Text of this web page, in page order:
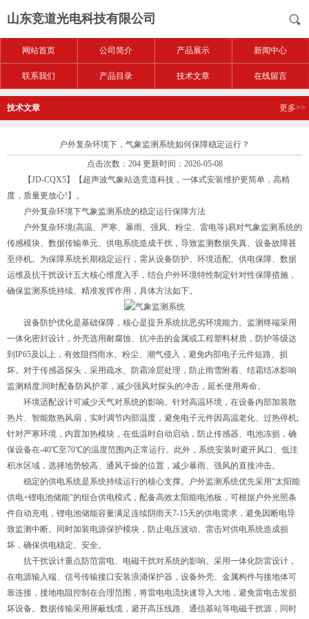
山东竞道光电科技有限公司
网站首页 公司简介 产品展示 新闻中心
联系我们 产品目录 技术文章 在线留言
技术文章 更多>>
户外复杂环境下，气象监测系统如何保障稳定运行？
点击次数：204 更新时间：2026-05-08
【JD-CQX5】【超声波气象站选竞道科技，一体式安装维护更简单，高精
度，质量更放心!】。
户外复杂环境下气象监测系统的稳定运行保障方法
户外复杂环境(高温、严寒、暴雨、强风、粉尘、雷电等)易对气象监测系统的
传感模块、数据传输单元、供电系统造成干扰，导致监测数据失真、设备故障甚
至停机。为保障系统长期稳定运行，需从设备防护、环境适配、供电保障、数据
运维及抗干扰设计五大核心维度入手，结合户外环境特性制定针对性保障措施，
确保监测系统持续、精准发挥作用，具体方法如下。
设备防护优化是基础保障，核心是提升系统抗恶劣环境能力。监测终端采用
一体化密封设计，外壳选用耐腐蚀、抗冲击的金属或工程塑料材质，防护等级达
到IP65及以上，有效阻挡雨水、粉尘、潮气侵入，避免内部电子元件短路、损
坏。对于传感器探头，采用疏水、防霜涂层处理，防止雨雪附着、结霜结冰影响
监测精度;同时配备防风护罩，减少强风对探头的冲击，延长使用寿命。
环境适配设计可减少天气对系统的影响。针对高温环境，在设备内部加装散
热片、智能散热风扇，实时调节内部温度，避免电子元件因高温老化、过热停机;
针对严寒环境，内置加热模块，在低温时自动启动，防止传感器、电池冻损，确
保设备在-40℃至70℃的温度范围内正常运行。此外，系统安装时避开风口、低洼
积水区域，选择地势较高、通风干燥的位置，减少暴雨、强风的直接冲击。
稳定的供电系统是系统持续运行的核心支撑。户外监测系统优先采用“太阳能
供电+锂电池储能"的组合供电模式，配备高效太阳能电池板，可根据户外光照条
件自动充电，锂电池储能容量满足连续阴雨天7-15天的供电需求，避免因断电导
致监测中断。同时加装电源保护模块，防止电压波动、雷击对供电系统造成损
坏，确保供电稳定、安全。
抗干扰设计重点防范雷电、电磁干扰对系统的影响。采用一体化防雷设计，
在电源输入端、信号传输接口安装浪涌保护器，设备外壳、金属构件与接地体可
靠连接，接地电阻控制在合理范围，将雷电电流快速导入大地，避免雷电击发损
坏设备。数据传输采用屏蔽线缆，避开高压线路、通信基站等电磁干扰源，同时